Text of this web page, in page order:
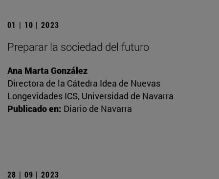
01 | 10 | 2023
Preparar la sociedad del futuro
Ana Marta González
Directora de la Cátedra Idea de Nuevas
Longevidades ICS, Universidad de Navarra
Publicado en: Diario de Navarra
28 | 09 | 2023